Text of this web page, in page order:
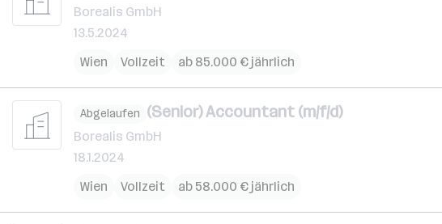
Borealis GmbH
13.5.2024
Wien
Vollzeit ab 85.000 € jährlich
Abgelaufen (Senior) Accountant (m/f/d)
Borealis GmbH
18.1.2024
Wien
Vollzeit ab 58.000 € jährlich